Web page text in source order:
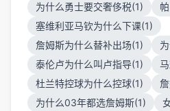
为什么勇士要交奢侈税(1)
塞维利亚马钦为什么下课(1)
詹姆斯为什么替补出场(1)
泰伦卢为什么叫卢指导(1)
杜兰特控球为什么控球(1)
为什么03年都选詹姆斯(1)